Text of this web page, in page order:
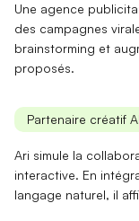
Une agence
des campagnes
brainstorming et
proposés.
Partenaire créatif
Ari simule la
interactive. En
langage naturel, il